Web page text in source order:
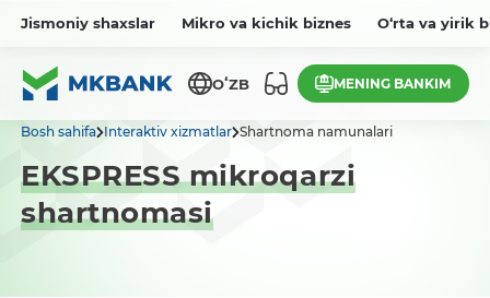
Jismoniy shaxslar Mikro va kichik biznes O‘rta va yirik
OʻZB MENING BANKIM
Bosh sahifa Interaktiv xizmatlar Shartnoma namunalari
EKSPRESS mikroqarzi
shartnomasi